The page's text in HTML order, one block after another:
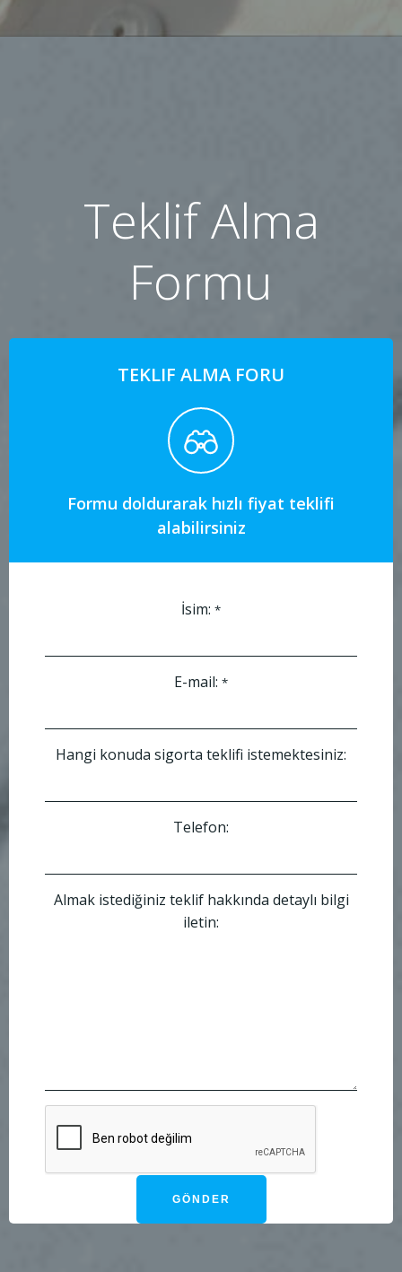
Teklif Alma
Formu
TEKLIF ALMA FORU
Formu doldurarak hızlı fiyat teklifi
alabilirsiniz
İsim: *
E-mail: *
Hangi konuda sigorta teklifi istemektesiniz:
Telefon:
Almak istediğiniz teklif hakkında detaylı bilgi
iletin: